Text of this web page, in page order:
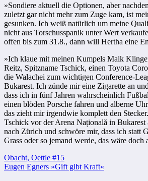
»Sondiere aktuell die Optionen, aber
zuletzt gar nicht mehr zum Zuge kam, ist
gesunken. Ich weiß natürlich um meine
nicht aus Torschusspanik unter Wert
offen bis zum 31.8., dann will Hertha eine
»Ich klaue mit meinen Kumpels Maik
Reitz, Spitzname Tschick, einen Toyota
die Walachei zum wichtigen Conference-
Bukarest. Ich zünde mir eine Zigarette an
dass ich in fünf Jahren wahrscheinlich
einen blöden Porsche fahren und alberne
das zieht mir irgendwie komplett den
Tschick vor der Arena Națională in Bukarest
nach Zürich und schwöre mir, dass ich statt
Grass oder so jemand werde, das wäre doch
Beitragsnavigation
Obacht, Oettle #15
Eugen Egners »Gift gibt Kraft«